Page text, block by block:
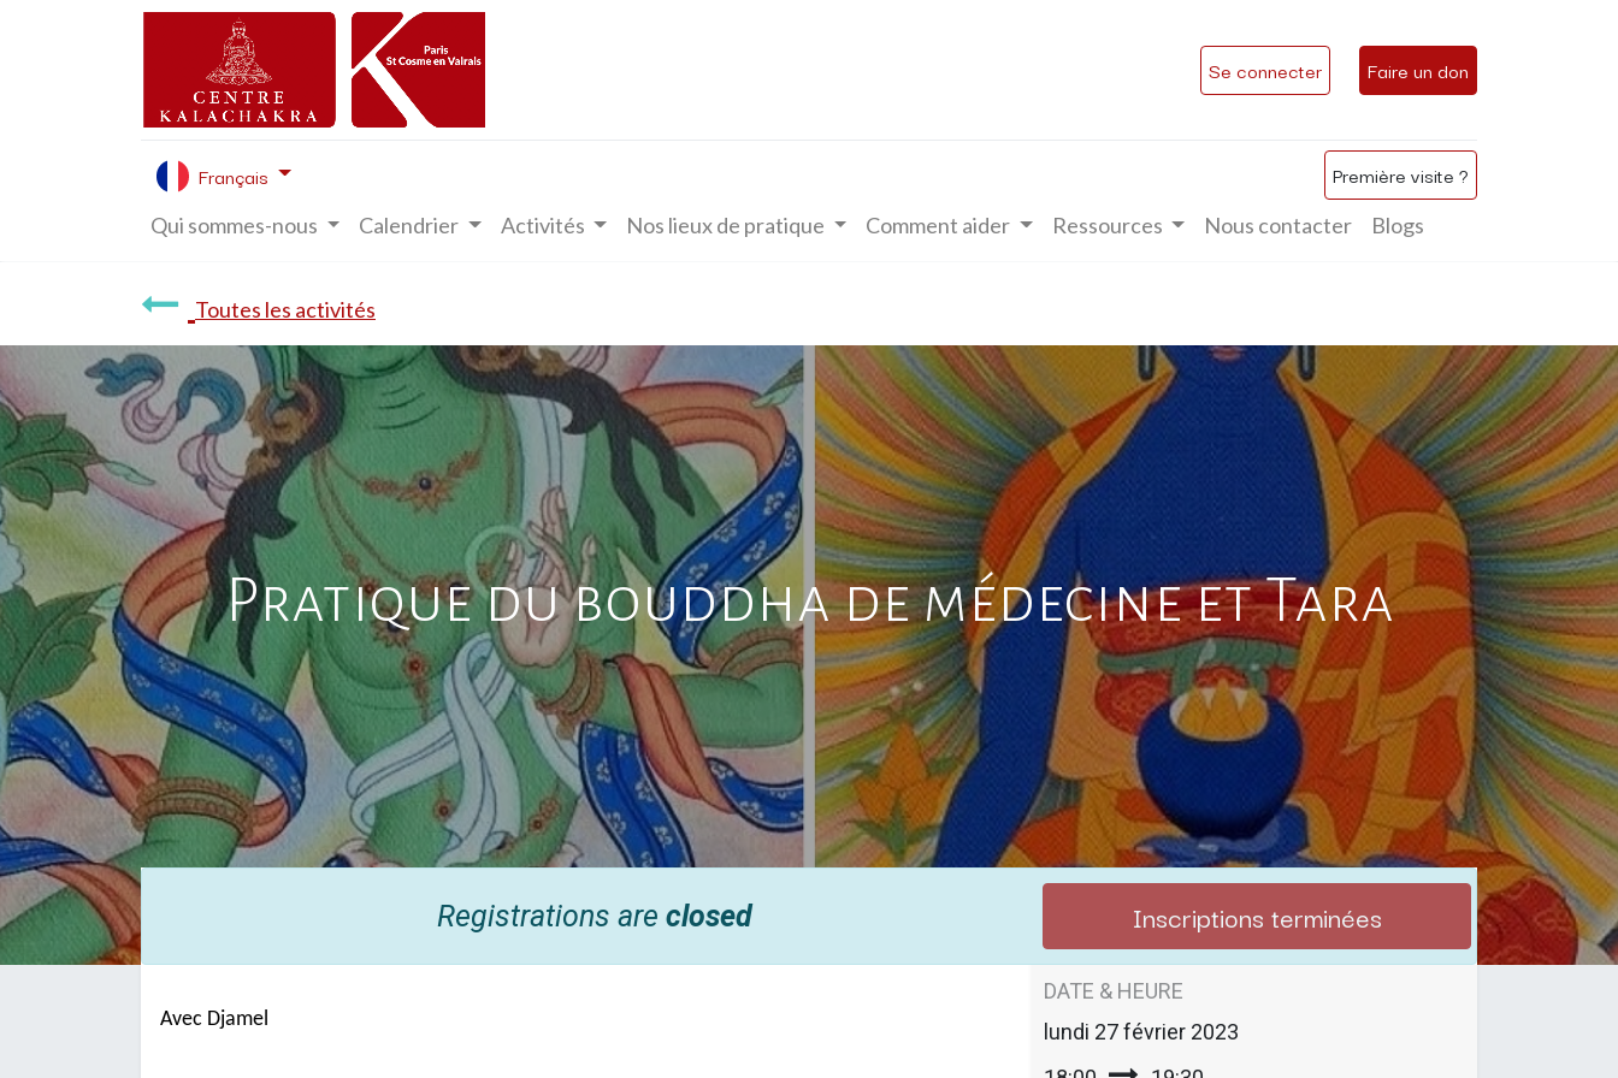
Se connecter Faire un don
Français Première visite ?
Qui sommes-nous Calendrier Activités Nos lieux de pratique Comment aider Ressources Nous contacter Blogs
Toutes les activités
Pratique du bouddha de médecine et Tara
Registrations are closed Inscriptions terminées
Avec Djamel
DATE & HEURE
lundi 27 février 2023